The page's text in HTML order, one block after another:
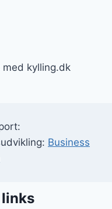
kylling.dk
Business